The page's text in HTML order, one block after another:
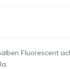
Fluorescent